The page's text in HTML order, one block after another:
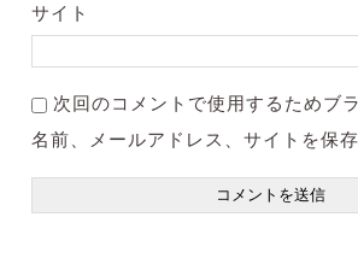
サイト
次回のコメントで使用するためブ
名前、メールアドレス、サイトを保存